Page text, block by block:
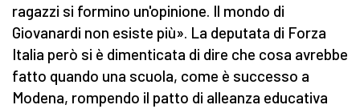
ragazzi si formino un'opinione. Il mondo di
Giovanardi non esiste più». La deputata di Forza
Italia però si è dimenticata di dire che cosa avrebbe
fatto quando una scuola, come è successo a
Modena, rompendo il patto di alleanza educativa